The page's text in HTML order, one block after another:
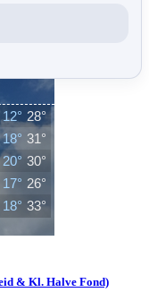
& Kl. Halve Fond)